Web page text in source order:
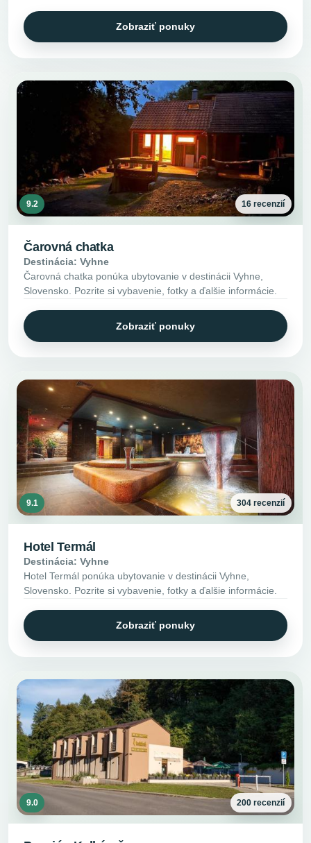
Zobraziť ponuky
9.2 16 recenzií
Čarovná chatka
Destinácia: Vyhne
Čarovná chatka ponúka ubytovanie v destinácii Vyhne,
Slovensko. Pozrite si vybavenie, fotky a ďalšie informácie.
Zobraziť ponuky
9.1 304 recenzií
Hotel Termál
Destinácia: Vyhne
Hotel Termál ponúka ubytovanie v destinácii Vyhne,
Slovensko. Pozrite si vybavenie, fotky a ďalšie informácie.
Zobraziť ponuky
9.0 200 recenzií